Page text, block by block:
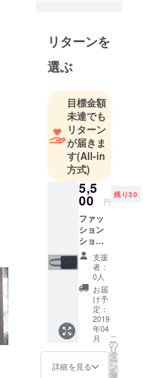
既存のデニ
ムにとらわ
れない、
シルエット
やディ
ティールに
エッジを効
かせた個性
的なデザイ
自社工場で
丁寧に仕上
げており、
素材からデ
ザイン、シ
ルエットに
こだわった
価値の高い1
着をご提案
リターンを
選ぶ
目標金額
未達でも
リターン
が届きま
す(All-in
方式)
5,5
00 円
残り30
ファッ
ション
ショー
へのご
招待
+刺繍な
しの
トート
バッグ
支援
者：
0人
お届
け予
定：
2019
年04
月
詳細を見る
こ
の
リ
タ
ー
ン
を